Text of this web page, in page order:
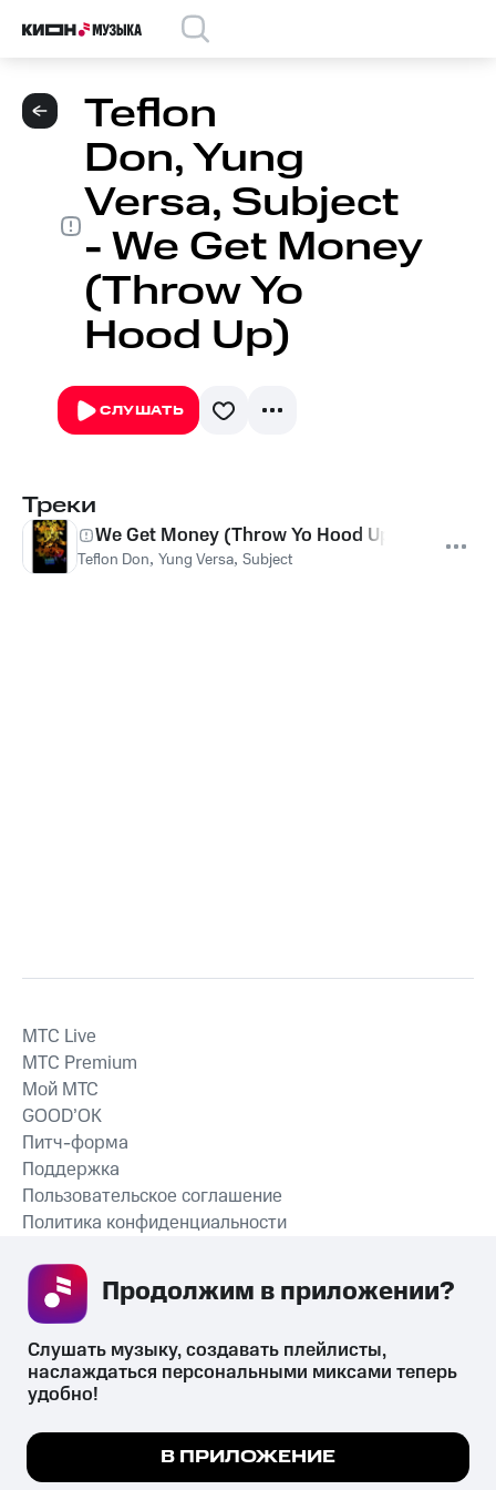
Teflon
Don, Yung
Versa, Subject
- We Get Money
(Throw Yo
Hood Up)
СЛУШАТЬ
Треки
We Get Money (Throw Yo Hood Up)
Teflon Don, Yung Versa, Subject
СКАЧАТЬ ПРИЛОЖЕНИЕ
MTС Live
MTС Premium
Мой МТС
GOOD’OK
Питч-форма
Поддержка
Пользовательское соглашение
Политика конфиденциальности
психотропных веществ, их аналогов причиняет вред здоровью,
их незаконный оборот запрещён и влечёт установленную
законодательством ответственность.
Мы используем куки, чтобы на сайте все
Подробнее
Слушать музыку, создавать плейлисты,
наслаждаться персональными миксами теперь
удобно!
В ПРИЛОЖЕНИЕ